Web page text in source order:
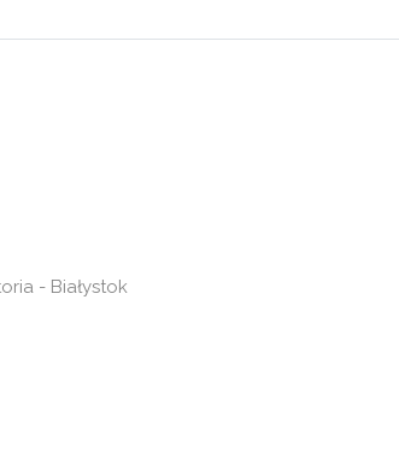
- Białystok